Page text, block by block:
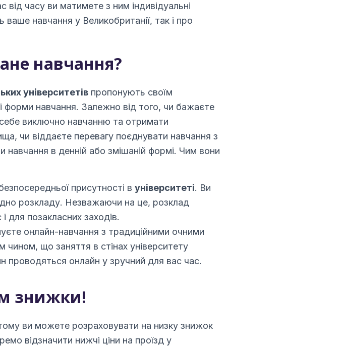
від часу ви матимете з ним індивідуальні
навчання у Великобританії, так і про
навчання?
університетів пропонують своїм
форми навчання. Залежно від того, чи бажаєте
виключно навчанню та отримати
чи віддаєте перевагу поєднувати навчання з
в денній або змішаній формі. Чим вони
присутності вуніверситеті. Ви
розкладу. Незважаючи на це, розклад
для позакласних заходів.
онлайн-навчання з традиційними очними
чином, що заняття в стінах університету
онлайн у зручний для вас час.
знижки!
ви можете розраховувати на низку знижок
відзначити нижчі ціни на проїзд у